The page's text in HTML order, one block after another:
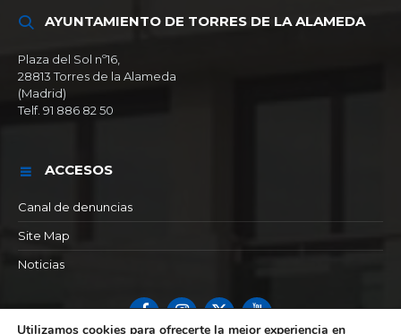
AYUNTAMIENTO DE TORRES DE LA ALAMEDA
Plaza del Sol nº16,
28813 Torres de la Alameda
(Madrid)
Telf. 91 886 82 50
ACCESOS
Canal de denuncias
Site Map
Noticias
FacebookInstagram
X YouTube
Utilizamos cookies para ofrecerte la mejor experiencia en